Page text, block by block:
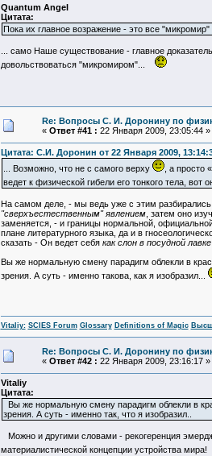
Quantum Angel
Цитата:
Пока их главное возражение - это все
... само Наше существование - главное
довольствоваться "микромиром"...
Re: Вопросы С. И. Доронину по
« Ответ #41 : 22 Января 2009, 23:05:44 »
Цитата: С.И. Доронин от 22 Января 2009,
... Возможно, что не с самого верху
, а просто
ведет к физической гибели его тонкого тела,
На самом деле, - мы ведь уже с этим
"сверхъестественным" явлением, затем оно
заменяется, - и границы нормальной,
плане литературного языка, да и в
сказать - Он ведет себя как слон в посудной лавке
Вы же нормальную смену парадигм облекли в
зрения. А суть - именно такова, как я изобразил...
Vitaliy: SCIES Forum Glossary Definitions of Magic
Re: Вопросы С. И. Доронину по
« Ответ #42 : 22 Января 2009, 23:16:17 »
Vitaliy
Цитата:
Вы же нормальную смену парадигм облекли в
зрения. А суть - именно так, что я изобразил..
Можно и другими словами - рекогеренция
материалистической концепции устройства мира!